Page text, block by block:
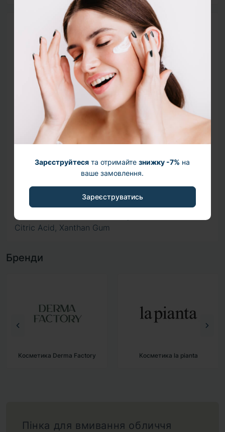
Зарєструйтеся та отримайтезнижку -7% на
ваше замовлення.
Зареєструватись
Склад (INCI)
Purified Water, Butylene Glycol, Glycerin,
Methylpropanediol, Niacinamide, 1,2-Hexanediol,
Ethoxydiglycol, Lactobacillus/Rye Flour Ferment,
Lactobacillus/Soy Milk Ferment Filtrate,
Bacillus/Soy Bean Ferment Extract,
Hydroxyacetophenone, Sodium Hyaluronate,
Polyacrylate Crosspolymer-6, Propanediol,
Octyldodeceth-16, Tranexamic Acid, Disodium
Alcohol, Oligopeptide-191, Hexapeptide-61 Dimer,
Copper Tripeptide-1, Acetyl Hexapeptide-8, Folic
Acid, Pantothenic Acid, Beta-Glucan, Pyridoxine,
Thiamine HCl, Cyanocobalamin, Riboflavin, Glycolic
Acid, Lactic Acid, Sodium Magnesium Silicate,
Citric Acid, Xanthan Gum
Бренди
Косметика Derma Factory Косметика la pianta
Пінка для вмивання обличчя